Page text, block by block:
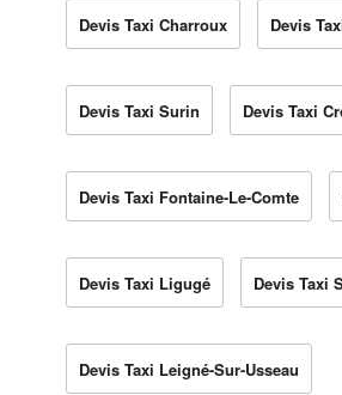
Devis Taxi Charroux Devis
Devis Taxi Surin Devis Taxi
Devis Taxi Fontaine-Le-Comte
Devis Taxi Ligugé Devis Taxi
Devis Taxi Leigné-Sur-Usseau